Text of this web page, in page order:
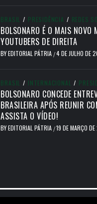
BRASIL / PRESIDÊNCIA / REDES
BOLSONARO É O MAIS NOVO
YOUTUBERS DE DIREITA
BYEDITORIAL PÁTRIA /4 DE JULHO DE
BRASIL / INTERNACIONAL /
BOLSONARO CONCEDE
BRASILEIRA APÓS REUNIR
ASSISTA O VÍDEO!
BYEDITORIAL PÁTRIA /19 DE MARÇO